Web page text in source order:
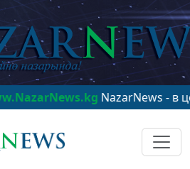
NazarNews - в центре